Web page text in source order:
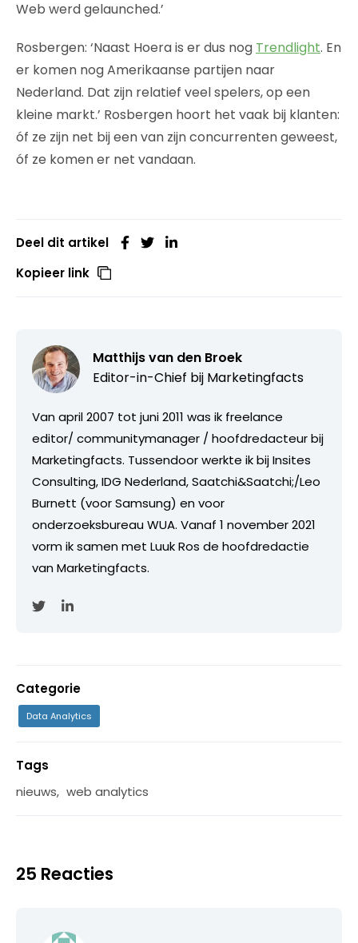
Web werd gelaunched.’
Rosbergen: ‘Naast Hoera is er dus nog Trendlight. En
er komen nog Amerikaanse partijen naar
Nederland. Dat zijn relatief veel spelers, op een
kleine markt.’ Rosbergen hoort het vaak bij klanten:
óf ze zijn net bij een van zijn concurrenten geweest,
óf ze komen er net vandaan.
Deel dit artikel
Kopieer link
Matthijs van den Broek
Editor-in-Chief bij Marketingfacts
Van april 2007 tot juni 2011 was ik freelance
editor/ communitymanager / hoofdredacteur bij
Marketingfacts. Tussendoor werkte ik bij Insites
Consulting, IDG Nederland, Saatchi&Saatchi;/Leo
Burnett (voor Samsung) en voor
onderzoeksbureau WUA. Vanaf 1 november 2021
vorm ik samen met Luuk Ros de hoofdredactie
van Marketingfacts.
Categorie
Data Analytics
Tags
nieuws, web analytics
25 Reacties